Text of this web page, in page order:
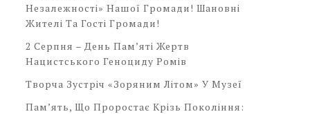
Незалежності» Нашої Громади! Шановні
Жителі Та Гості Громади!
2 Серпня – День Пам’яті Жертв
Нацистського Геноциду Ромів
Творча Зустріч «Зоряним Літом» У Музеї
Пам’ять, Що Проростає Крізь Покоління: